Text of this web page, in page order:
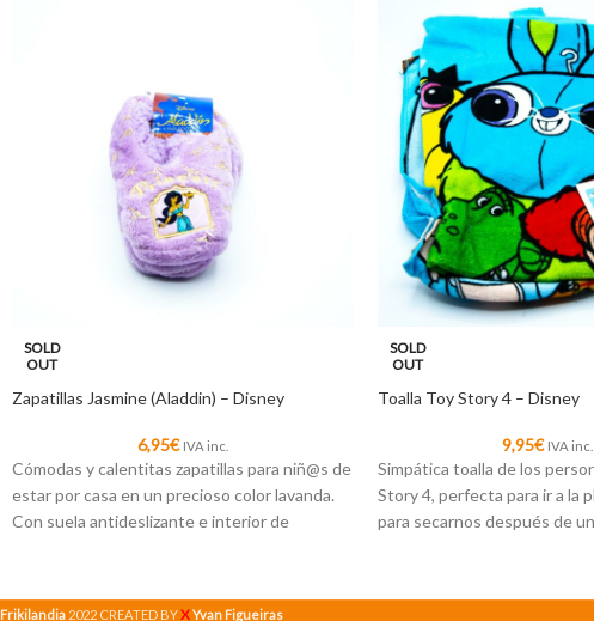
SOLD
OUT
Zapatillas Jasmine (Aladdin) – Disney
6,95€ IVA inc.
Cómodas y calentitas zapatillas para niñ@s de
estar por casa en un precioso color lavanda.
Con suela antideslizante e interior de
SOLD
OUT
Toalla Toy Story 4 – Disney
9,95€ IVA inc.
Simpática toalla de los
Story 4, perfecta para ir a la
para secarnos después de
Frikilandia 2022 CREATED BYXYvan Figueiras